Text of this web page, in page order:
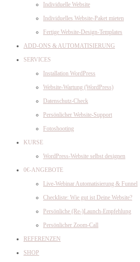
Individuelle Website
Individuelles Website-Paket mieten
Fertige Website-Design-Templates
ADD-ONS & AUTOMATISIERUNG
SERVICES
Installation WordPress
Website-Wartung (WordPress)
Datenschutz-Check
Persönlicher Website-Support
Fotoshooting
KURSE
WordPress-Website selbst designen
0€-ANGEBOTE
Live-Webinar Automatisierung & Funnel
Checkliste: Wie gut ist Deine Website?
Persönliche (Re-)Launch-Empfehlung
Persönlicher Zoom-Call
REFERENZEN
SHOP